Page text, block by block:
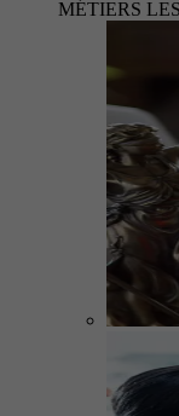
MÉTIERS